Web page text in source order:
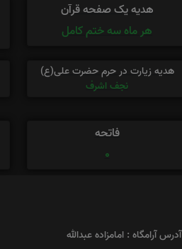
هدیه یک صفحه قرآن
هر ماه سه ختم کامل
هدیه زیارت در حرم حضرت علی(ع)
نجف اشرف
فاتحه
0
آدرس آرامگاه : امامزاده عبدالله